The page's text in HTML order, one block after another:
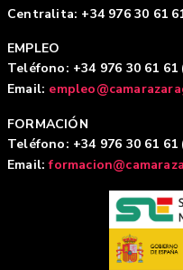
Centralita: +34 976 30 61
EMPLEO
Teléfono: +34 976 30 61 61
Email:
FORMACIÓN
Teléfono: +34 976 30 61 61
Email: